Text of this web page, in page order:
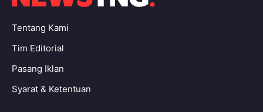
Tentang Kami
Tim Editorial
Pasang Iklan
Syarat & Ketentuan